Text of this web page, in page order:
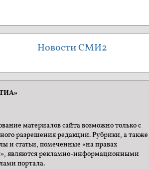
Новости СМИ2
материалов сайта возможно только с
разрешения редакции. Рубрики, а также
и статьи, помеченные «на правах
являются рекламно-информационными
портала.